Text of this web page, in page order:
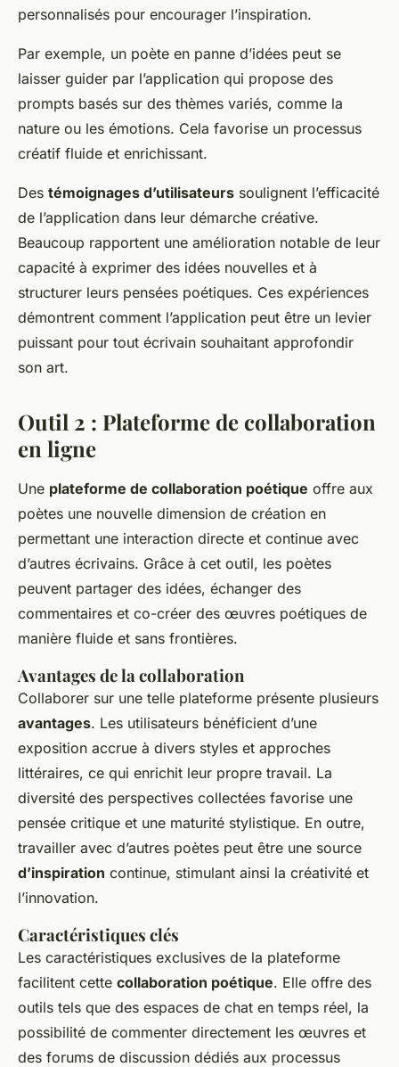
personnalisés pour encourager l’inspiration.
Par exemple, un poète en panne d’idées peut se
laisser guider par l’application qui propose des
prompts basés sur des thèmes variés, comme la
nature ou les émotions. Cela favorise un processus
créatif fluide et enrichissant.
Des témoignages d’utilisateurs soulignent l’efficacité
de l’application dans leur démarche créative.
Beaucoup rapportent une amélioration notable de leur
capacité à exprimer des idées nouvelles et à
structurer leurs pensées poétiques. Ces expériences
démontrent comment l’application peut être un levier
puissant pour tout écrivain souhaitant approfondir
son art.
Outil 2 : Plateforme de collaboration
en ligne
Une plateforme de collaboration poétique offre aux
poètes une nouvelle dimension de création en
permettant une interaction directe et continue avec
d’autres écrivains. Grâce à cet outil, les poètes
peuvent partager des idées, échanger des
commentaires et co-créer des œuvres poétiques de
manière fluide et sans frontières.
Avantages de la collaboration
Collaborer sur une telle plateforme présente plusieurs
avantages. Les utilisateurs bénéficient d’une
exposition accrue à divers styles et approches
littéraires, ce qui enrichit leur propre travail. La
diversité des perspectives collectées favorise une
pensée critique et une maturité stylistique. En outre,
travailler avec d’autres poètes peut être une source
d’inspiration continue, stimulant ainsi la créativité et
l’innovation.
Caractéristiques clés
Les caractéristiques exclusives de la plateforme
facilitent cette collaboration poétique. Elle offre des
outils tels que des espaces de chat en temps réel, la
possibilité de commenter directement les œuvres et
des forums de discussion dédiés aux processus